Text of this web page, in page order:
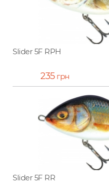
Slider 5F RPH
235грн
Slider 5F RR